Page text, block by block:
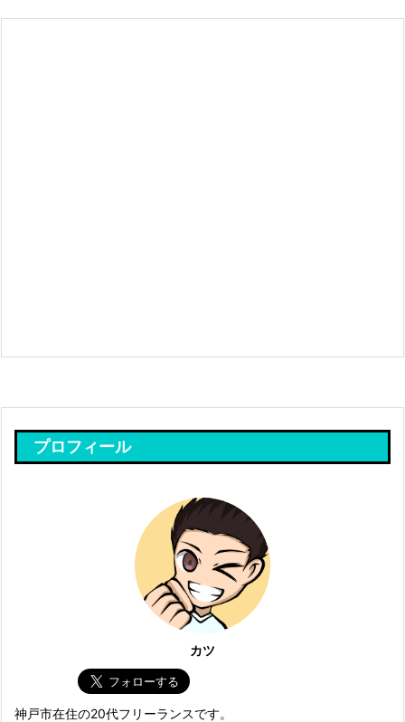
プロフィール
カツ
神戸市在住の20代フリーランスです。